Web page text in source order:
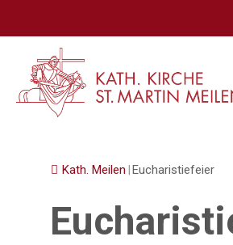
Kath. Meilen |Eucharistiefeier